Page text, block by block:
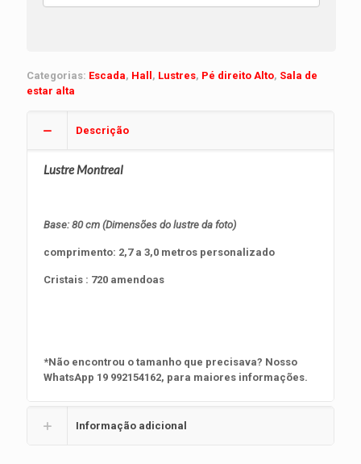
Categorias: Escada, Hall , Lustres, Pé direito Alto, Sala de
estar alta
Descrição
Lustre Montreal
Base: 80 cm (Dimensões do lustre da foto)
comprimento: 2,7 a 3,0 metros personalizado
Cristais : 720 amendoas
*Não encontrou o tamanho que precisava? Nosso
WhatsApp 19 992154162, para maiores informações.
Informação adicional